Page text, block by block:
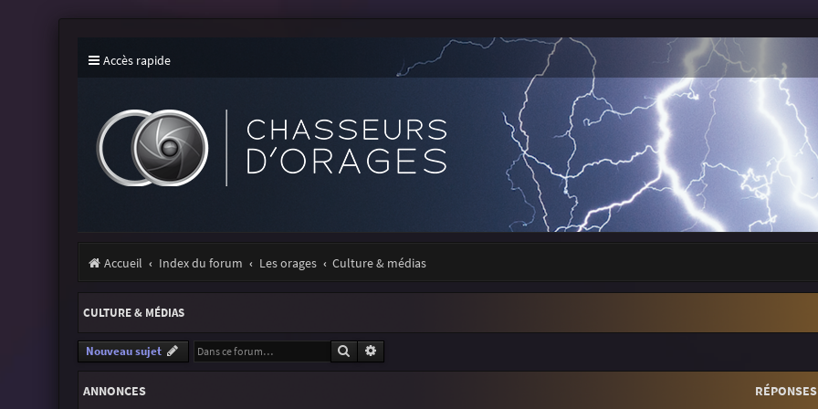
Accès rapide
Accueil Index du forum Les orages Culture & médias
CULTURE & MÉDIAS
Nouveau sujet Rechercher
ANNONCES RÉPONSES